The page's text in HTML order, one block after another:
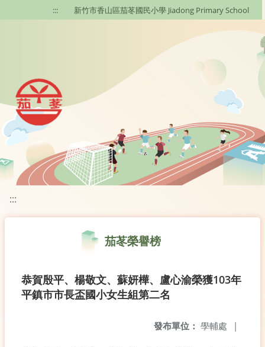
移至網頁之主要內容區位置
::: 新竹市香山區茄苳國民小學 Jiadong Primary School
:::
茄苳榮譽榜
恭賀殷平、楊敬文、蘇妍樺、盧心渝榮獲103年
平鎮市市長盃國小女生組第二名
發布單位： 學輔處 |